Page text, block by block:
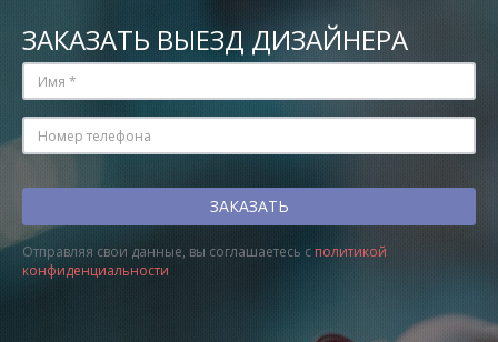
ЗАКАЗАТЬ ВЫЕЗД ДИЗАЙНЕРА
Отправляя свои данные, вы соглашаетесь с политикой
конфиденциальности